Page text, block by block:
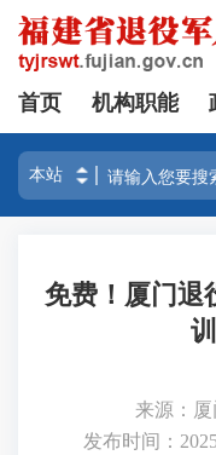
首页 机构职能
免费！厦门退
来源：
发布时间：